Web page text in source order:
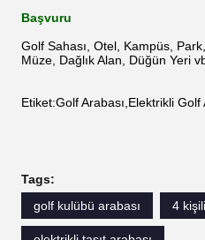
Başvuru
Golf Sahası, Otel, Kampüs,
Müze, Dağlık Alan, Düğün Yeri
Etiket:Golf Arabası,Elektrikli Golf
Tags:
golf kulübü arabası
4